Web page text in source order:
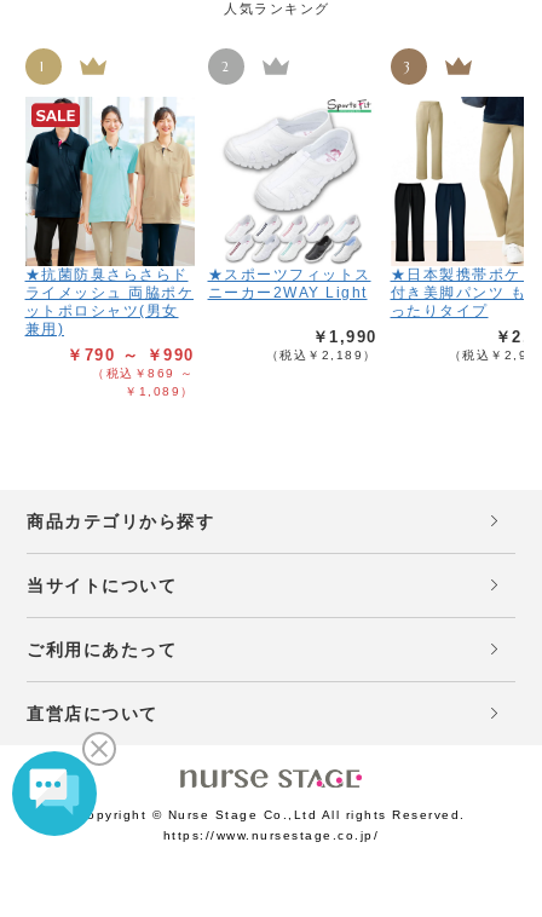
人気ランキング
1
★抗菌防臭さらさらド
ライメッシュ 両脇ポケ
ットポロシャツ(男女
兼用)
￥790 ～ ￥990
（税込￥869 ～
￥1,089）
2
★スポーツフィットス
ニーカー2WAY Light
￥1,990
（税込￥2,189）
3
★日本製携帯ポケッ
付き美脚パンツ も
ったりタイプ
￥
（税込￥
商品カテゴリから探す
当サイトについて
ご利用にあたって
直営店について
Copyright © Nurse Stage Co.,Ltd All rights Reserved.
https://www.nursestage.co.jp/